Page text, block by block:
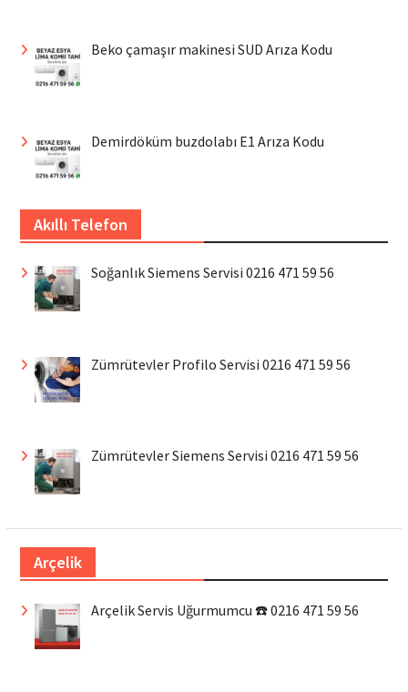
Beko çamaşır makinesi SUD Arıza Kodu
Demirdöküm buzdolabı E1 Arıza Kodu
Akıllı Telefon
Soğanlık Siemens Servisi 0216 471 59 56
Zümrütevler Profilo Servisi 0216 471 59 56
Zümrütevler Siemens Servisi 0216 471 59 56
Arçelik
Arçelik Servis Uğurmumcu ☎️ 0216 471 59 56